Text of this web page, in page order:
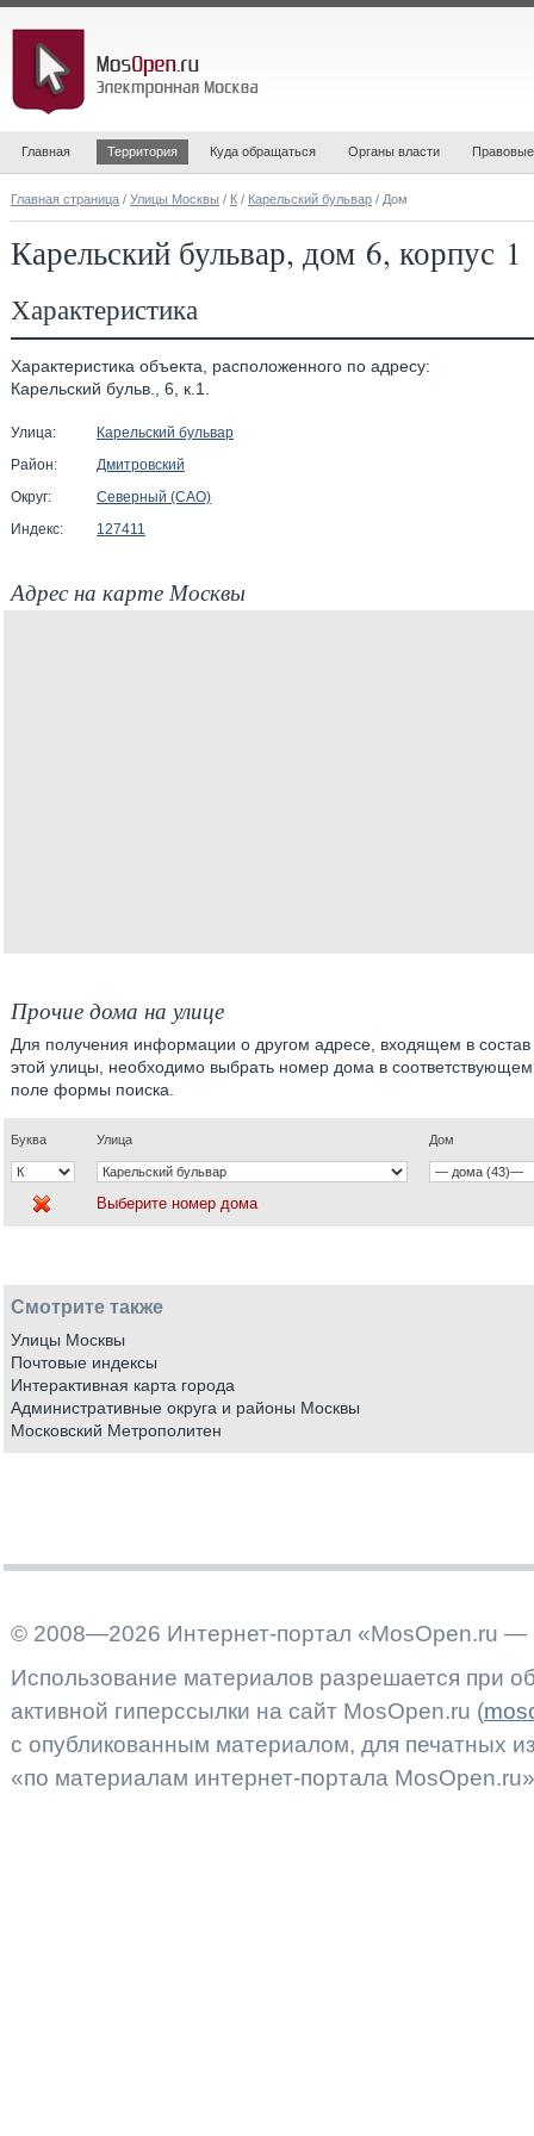
Главная Территория Куда обращаться Органы власти
Главная страница / Улицы Москвы / К / Карельский бульвар / Дом
Карельский бульвар, дом 6, корпус 1
Характеристика
Характеристика объекта, расположенного по адресу:
Карельский бульв., 6, к.1.
Улица:
Карельский бульвар
Район:
Дмитровский
Округ:
Северный (САО)
Индекс:
127411
Адрес на карте Москвы
Прочие дома на улице
Для получения информации о другом адресе, входящем в состав
этой улицы, необходимо выбрать номер дома в соответствующем
поле формы поиска.
Буква Улица Дом
Выберите номер дома
Смотрите также
Улицы Москвы
Почтовые индексы
Интерактивная карта города
Административные округа и районы Москвы
Московский Метрополитен
© 2008—2026 Интернет-портал «MosOpen.ru —
Использование материалов разрешается при
активной гиперссылки на сайт MosOpen.ru (
с опубликованным материалом, для печатных
«по материалам интернет-портала